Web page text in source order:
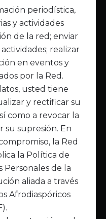
periodística,
y actividades
de la red; enviar
realizar
en eventos y
por la Red.
usted tiene
y rectificar su
como a revocar la
su supresión. En
la Red
la Política de
Personales de la
aliada a través
Afrodiaspóricos